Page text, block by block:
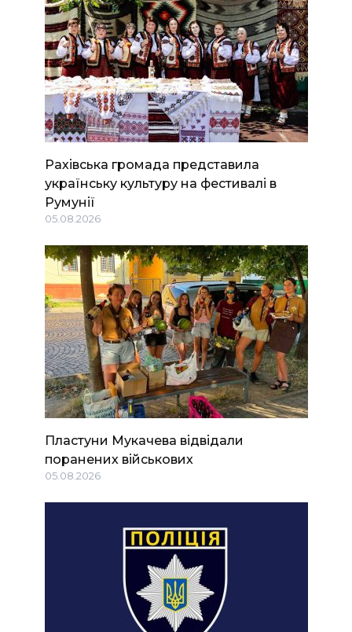
Рахівська громада представила
українську культуру на фестивалі в
Румунії
05.08.2026
Пластуни Мукачева відвідали
поранених військових
05.08.2026